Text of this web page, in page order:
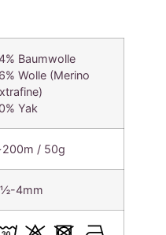
Baumwolle
Wolle (Merino
Yak
/ 50g
4mm